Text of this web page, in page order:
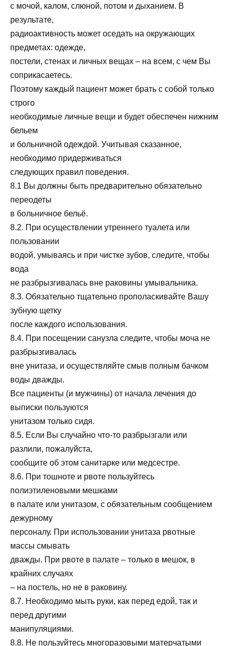
с мочой, калом, слюной, потом и дыханием. В
результате,
радиоактивность может оседать на окружающих
предметах: одежде,
постели, стенах и личных вещах – на всем, с чем Вы
соприкасаетесь.
Поэтому каждый пациент может брать с собой только
строго
необходимые личные вещи и будет обеспечен нижним
бельем
и больничной одеждой. Учитывая сказанное,
необходимо придерживаться
следующих правил поведения.
8.1 Вы должны быть предварительно обязательно
переодеты
в больничное бельё.
8.2. При осуществлении утреннего туалета или
пользовании
водой, умываясь и при чистке зубов, следите, чтобы
вода
не разбрызгивалась вне раковины умывальника.
8.3. Обязательно тщательно прополаскивайте Вашу
зубную щетку
после каждого использования.
8.4. При посещении санузла следите, чтобы моча не
разбрызгивалась
вне унитаза, и осуществляйте смыв полным бачком
воды дважды.
Все пациенты (и мужчины) от начала лечения до
выписки пользуются
унитазом только сидя.
8.5. Если Вы случайно что-то разбрызгали или
разлили, пожалуйста,
сообщите об этом санитарке или медсестре.
8.6. При тошноте и рвоте пользуйтесь
полиэтиленовыми мешками
в палате или унитазом, с обязательным сообщением
дежурному
персоналу. При использовании унитаза рвотные
массы смывать
дважды. При рвоте в палате – только в мешок, в
крайних случаях
– на постель, но не в раковину.
8.7. Необходимо мыть руки, как перед едой, так и
перед другими
манипуляциями.
8.8. Не пользуйтесь многоразовыми матерчатыми